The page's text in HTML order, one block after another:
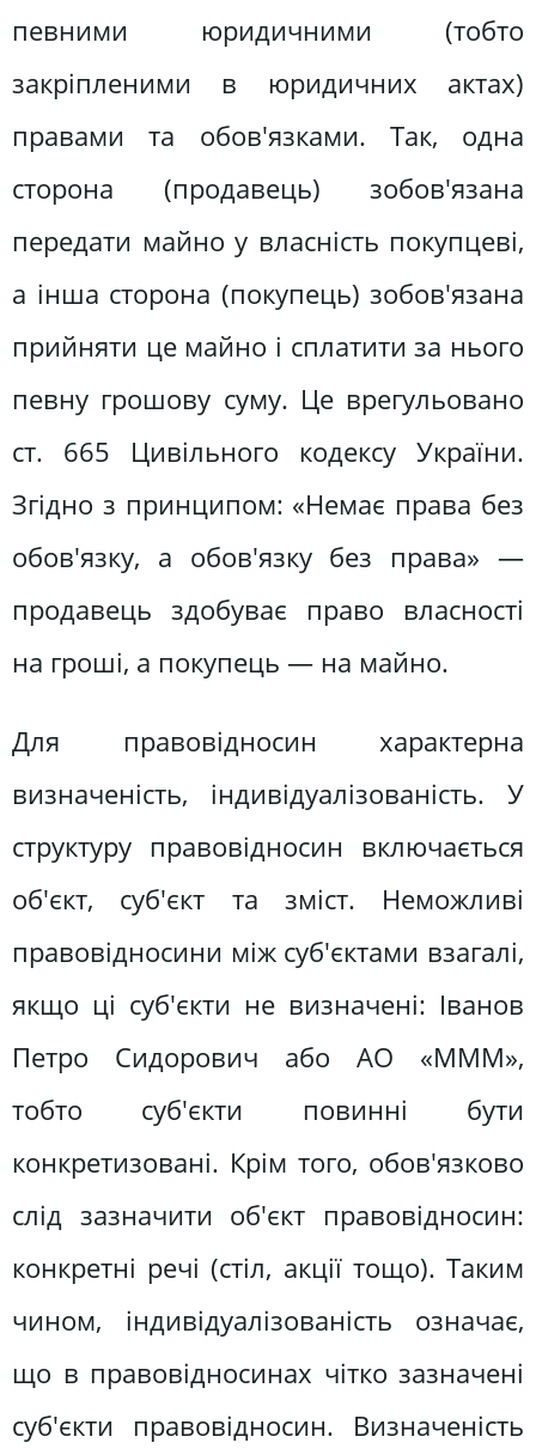
певними юридичними (тобто
закріпленими в юридичних актах)
правами та обов'язками. Так, одна
сторона (продавець) зобов'язана
передати майно у власність покупцеві,
а інша сторона (покупець) зобов'язана
прийняти це майно і сплатити за нього
певну грошову суму. Це врегульовано
ст. 665 Цивільного кодексу України.
Згідно з принципом: «Немає права без
обов'язку, а обов'язку без права» —
продавець здобуває право власності
на гроші, а покупець — на майно.
Для правовідносин характерна
визначеність, індивідуалізованість. У
структуру правовідносин включається
об'єкт, суб'єкт та зміст. Неможливі
правовідносини між суб'єктами взагалі,
якщо ці суб'єкти не визначені: Іванов
Петро Сидорович або АО «МММ»,
тобто суб'єкти повинні бути
конкретизовані. Крім того, обов'язково
слід зазначити об'єкт правовідносин:
конкретні речі (стіл, акції тощо). Таким
чином, індивідуалізованість означає,
що в правовідносинах чітко зазначені
суб'єкти правовідносин. Визначеність